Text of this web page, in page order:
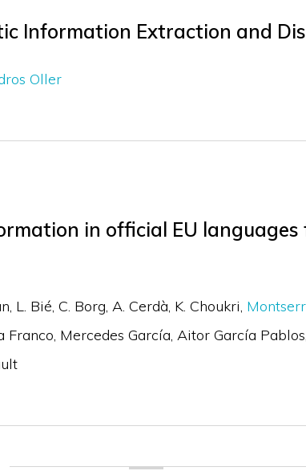
Information Extraction and
Oller
in official EU
L. Bié C. Borg A. Cerdà K. Choukri
Franco Mercedes García Aitor García Pablos